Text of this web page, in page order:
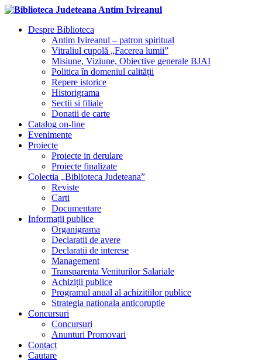
Despre Biblioteca
Antim Ivireanul – patron spiritual
Vitraliul cupolă „Facerea lumii”
Misiune, Viziune, Obiective generale BJAI
Politica în domeniul calității
Repere istorice
Historigrama
Sectii si filiale
Donatii de carte
Catalog on-line
Evenimente
Proiecte
Proiecte in derulare
Proiecte finalizate
Colectia „Biblioteca Judeteana”
Reviste
Carti
Documentare
Informații publice
Organigrama
Declaratii de avere
Declaratii de interese
Management
Transparenta Veniturilor Salariale
Achiziții publice
Programul anual al achizitiilor publice
Strategia nationala anticoruptie
Concursuri
Concursuri
Anunturi Promovari
Contact
Cautare